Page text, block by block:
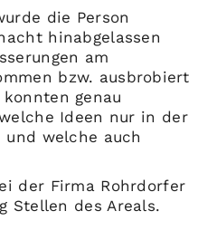
die Person
hinabgelassen
am
bzw. ausbrobiert
genau
Ideen nur in der
welche auch
der Firma Rohrdorfer
Stellen des Areals.